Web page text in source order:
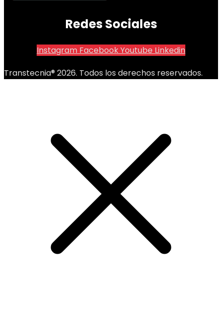
Redes Sociales
Instagram FacebookYoutube Linkedin
Transtecnia® 2026. Todos los derechos reservados.